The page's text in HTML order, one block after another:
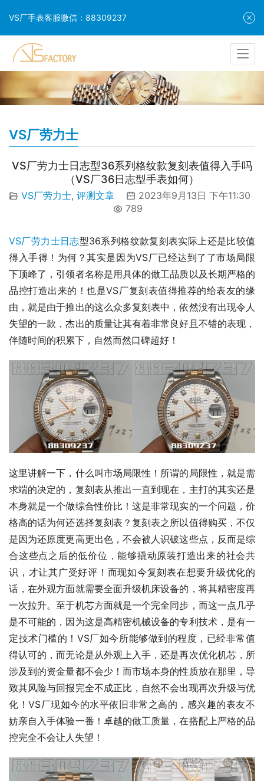
VS厂劳力士
VS厂劳力士日志型36系列格纹款复刻表值得入手吗
（VS厂36日志型手表如何）
VS厂劳力士, 评测文章
2023年9月13日 下午11:30
789
VS厂劳力士日志型36系列格纹款复刻表实际上还是比较值
得入手得！为何？其实是因为VS厂已经达到了了市场局限
下顶峰了，引领者名称是用具体的做工品质以及长期严格的
品控打造出来的！也是VS厂复刻表值得推荐的给表友的缘
由，就是由于推出的这么众多复刻表中，依然没有出现令人
失望的一款，杰出的质量让其有着非常良好且不错的表现，
伴随时间的积累下，自然而然口碑超好！
这里讲解一下，什么叫市场局限性！所谓的局限性，就是需
求端的决定的，复刻表从推出一直到现在，主打的其实还是
本身就是一个做综合性价比！这是非常现实的一个问题，价
格高的话为何还选择复刻表？复刻表之所以值得购买，不仅
是因为还原度更高更出色，不会被人识破这些点，反而是综
合这些点之后的低价位，能够撬动原装打造出来的社会共
识，才让其广受好评！而现如今复刻表在想要升级优化的
话，在外观方面就需要全面升级机床设备的，将其精密度再
一次拉升。至于机芯方面就是一个完全同步，而这一点几乎
是不可能的，因为这是高精密机械设备的专利技术，是有一
定技术门槛的！VS厂如今所能够做到的程度，已经非常值
得认可的，而无论是从外观上入手，还是再次优化机芯，所
涉及到的资金量都不会少！而市场本身的性质放在那里，导
致其风险与回报完全不成正比，自然不会出现再次升级与优
化！VS厂现如今的水平依旧非常之高的，感兴趣的表友不
妨亲自入手体验一番！卓越的做工质量，在搭配上严格的品
控完全不会让人失望！
VS厂手表客服微信：88309237